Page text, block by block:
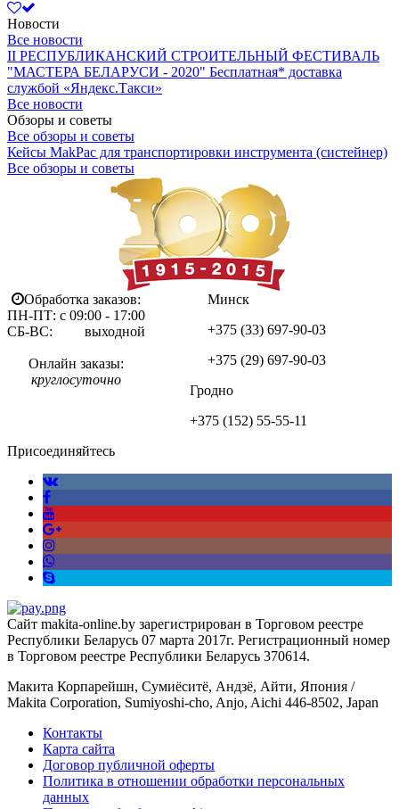
Новости
Все новости
II РЕСПУБЛИКАНСКИЙ СТРОИТЕЛЬНЫЙ ФЕСТИВАЛЬ
"МАСТЕРА БЕЛАРУСИ - 2020" Бесплатная* доставка
службой «Яндекс.Такси»
Все новости
Обзоры и советы
Все обзоры и советы
Кейсы MakPac для транспортировки инструмента (систейнер)
Все обзоры и советы
Обработка заказов:
ПН-ПТ: с 09:00 - 17:00
СБ-ВС: выходной
Онлайн заказы:
круглосуточно
Минск
+375 (33) 697-90-03
+375 (29) 697-90-03
Гродно
+375 (152) 55-55-11
Присоединяйтесь
Сайт makita-online.by зарегистрирован в Торговом реестре
Республики Беларусь 07 марта 2017г. Регистрационный номер
в Торговом реестре Республики Беларусь 370614.
Макита Корпарейшн, Сумиёситё, Андзё, Айти, Япония /
Makita Corporation, Sumiyoshi-cho, Anjo, Aichi 446-8502, Japan
Контакты
Карта сайта
Договор публичной оферты
Политика в отношении обработки персональных
данных